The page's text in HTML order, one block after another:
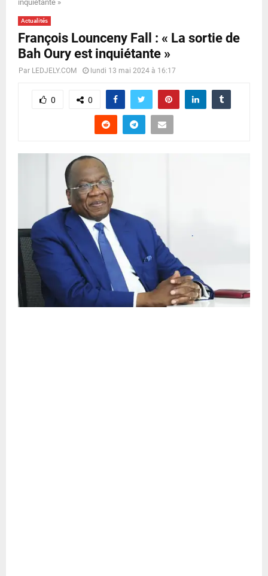
U
inquiétante »
Actualités
François Lounceny Fall : « La sortie de
Bah Oury est inquiétante »
Par LEDJELY.COM lundi 13 mai 2024 à 16:17
0 0